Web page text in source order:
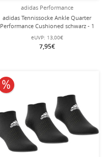
adidas Performance
adidas Tennissocke Ankle Quarter
Performance Cushioned schwarz - 1
Paar
eUVP: 13,00€
7,95€
10% reduziert